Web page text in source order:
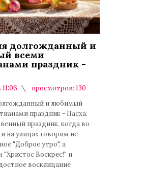
долгожданный и
всеми
праздник -
просмотров: 130
и любимый
праздник - Пасха.
праздник, когда во
на улицах говорим не
"Доброе утро", а
"Христос Воскрес!" и
восклицание